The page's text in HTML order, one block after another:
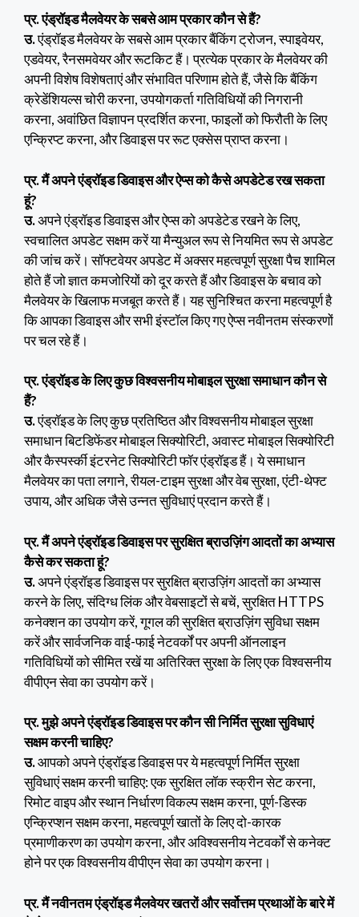
प्र. एंड्रॉइड मैलवेयर के सबसे आम प्रकार कौन से हैं?
उ.एंड्रॉइड मैलवेयर के सबसे आम प्रकार बैंकिंग ट्रोजन, स्पाइवेयर,
एडवेयर, रैनसमवेयर और रूटकिट हैं। प्रत्येक प्रकार के मैलवेयर की
अपनी विशेष विशेषताएं और संभावित परिणाम होते हैं, जैसे कि बैंकिंग
क्रेडेंशियल्स चोरी करना, उपयोगकर्ता गतिविधियों की निगरानी
करना, अवांछित विज्ञापन प्रदर्शित करना, फाइलों को फिरौती के लिए
एन्क्रिप्ट करना, और डिवाइस पर रूट एक्सेस प्राप्त करना।
प्र. मैं अपने एंड्रॉइड डिवाइस और ऐप्स को कैसे अपडेटेड रख सकता
हूं?
उ.अपने एंड्रॉइड डिवाइस और ऐप्स को अपडेटेड रखने के लिए,
स्वचालित अपडेट सक्षम करें या मैन्युअल रूप से नियमित रूप से अपडेट
की जांच करें। सॉफ्टवेयर अपडेट में अक्सर महत्वपूर्ण सुरक्षा पैच शामिल
होते हैं जो ज्ञात कमजोरियों को दूर करते हैं और डिवाइस के बचाव को
मैलवेयर के खिलाफ मजबूत करते हैं। यह सुनिश्चित करना महत्वपूर्ण है
कि आपका डिवाइस और सभी इंस्टॉल किए गए ऐप्स नवीनतम संस्करणों
पर चल रहे हैं।
प्र. एंड्रॉइड के लिए कुछ विश्वसनीय मोबाइल सुरक्षा समाधान कौन से
हैं?
उ.एंड्रॉइड के लिए कुछ प्रतिष्ठित और विश्वसनीय मोबाइल सुरक्षा
समाधान बिटडिफेंडर मोबाइल सिक्योरिटी, अवास्ट मोबाइल सिक्योरिटी
और कैस्पर्स्की इंटरनेट सिक्योरिटी फॉर एंड्रॉइड हैं। ये समाधान
मैलवेयर का पता लगाने, रीयल-टाइम सुरक्षा और वेब सुरक्षा, एंटी-थेफ्ट
उपाय, और अधिक जैसे उन्नत सुविधाएं प्रदान करते हैं।
प्र. मैं अपने एंड्रॉइड डिवाइस पर सुरक्षित ब्राउज़िंग आदतों का अभ्यास
कैसे कर सकता हूं?
उ.अपने एंड्रॉइड डिवाइस पर सुरक्षित ब्राउज़िंग आदतों का अभ्यास
करने के लिए, संदिग्ध लिंक और वेबसाइटों से बचें, सुरक्षित HTTPS
कनेक्शन का उपयोग करें, गूगल की सुरक्षित ब्राउज़िंग सुविधा सक्षम
करें और सार्वजनिक वाई-फाई नेटवर्कों पर अपनी ऑनलाइन
गतिविधियों को सीमित रखें या अतिरिक्त सुरक्षा के लिए एक विश्वसनीय
वीपीएन सेवा का उपयोग करें।
प्र. मुझे अपने एंड्रॉइड डिवाइस पर कौन सी निर्मित सुरक्षा सुविधाएं
सक्षम करनी चाहिए?
उ.आपको अपने एंड्रॉइड डिवाइस पर ये महत्वपूर्ण निर्मित सुरक्षा
सुविधाएं सक्षम करनी चाहिए: एक सुरक्षित लॉक स्क्रीन सेट करना,
रिमोट वाइप और स्थान निर्धारण विकल्प सक्षम करना, पूर्ण-डिस्क
एन्क्रिप्शन सक्षम करना, महत्वपूर्ण खातों के लिए दो-कारक
प्रमाणीकरण का उपयोग करना, और अविश्वसनीय नेटवर्कों से कनेक्ट
होने पर एक विश्वसनीय वीपीएन सेवा का उपयोग करना।
प्र. मैं नवीनतम एंड्रॉइड मैलवेयर खतरों और सर्वोत्तम प्रथाओं के बारे में